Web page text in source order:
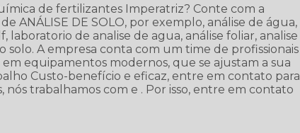
de fertilizantes Imperatriz? Conte com a
ANÁLISE DE SOLO, por exemplo, análise de água,
laboratorio de analise de agua, análise foliar, analise
solo. A empresa conta com um time de profissionais
equipamentos modernos, que se ajustam a sua
Custo-benefício e eficaz, entre em contato para
nós trabalhamos com e . Por isso, entre em contato